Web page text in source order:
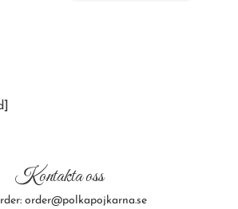
Kontakta oss
order@polkapojkarna.se